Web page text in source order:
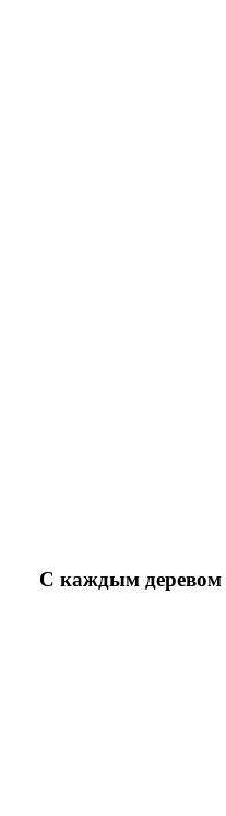
С каждым деревом